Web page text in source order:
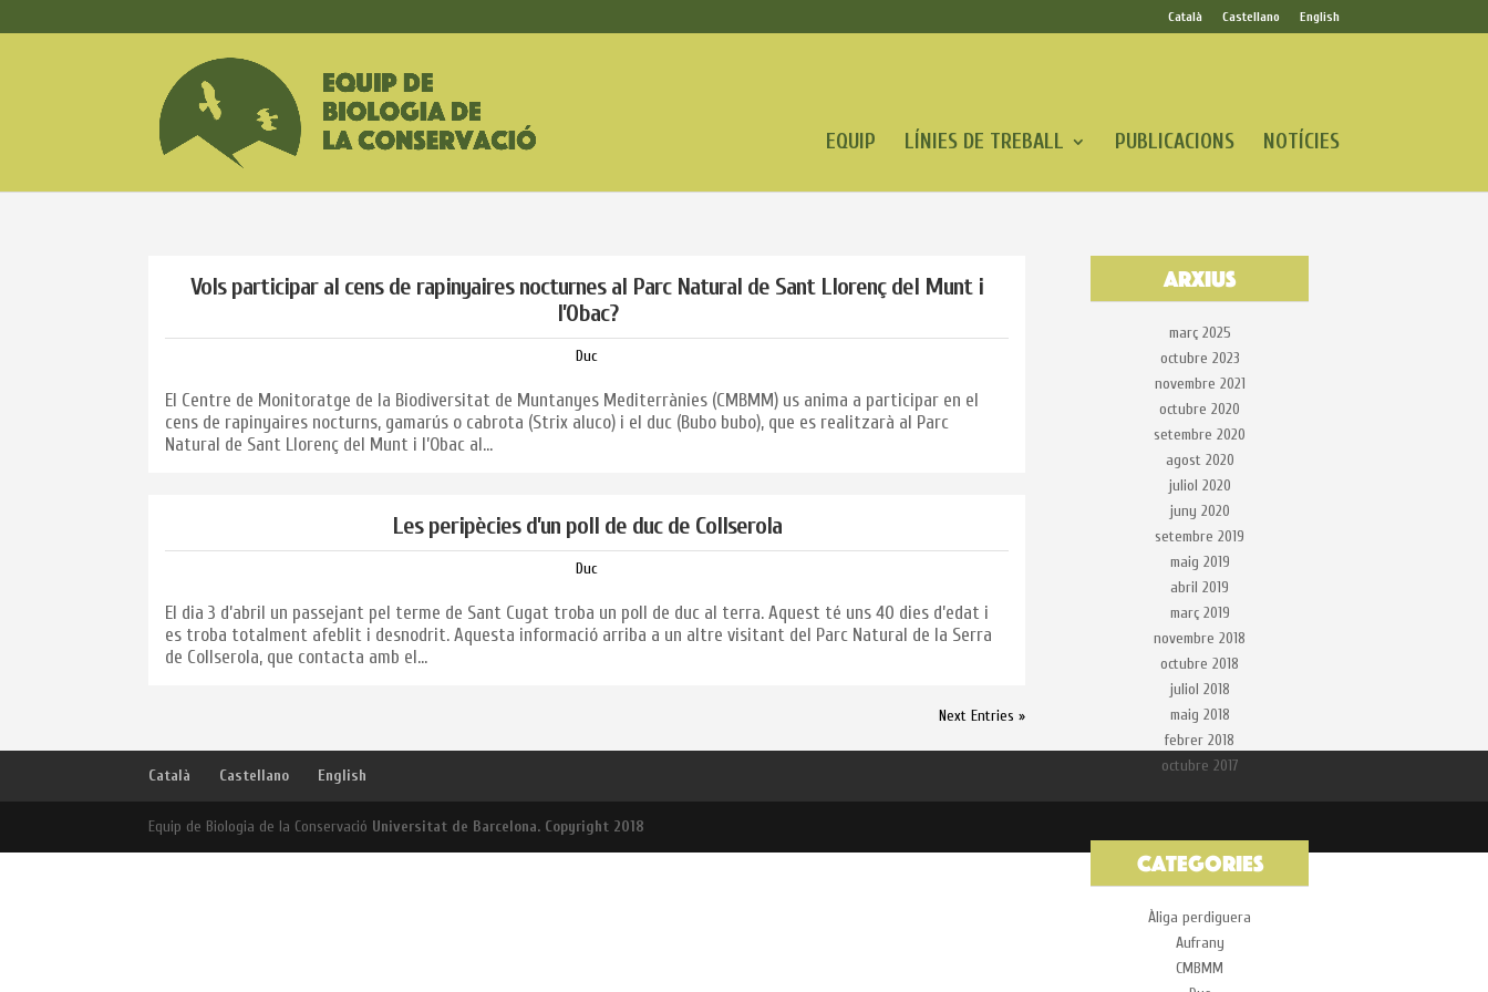
Català Castellano English
EQUIP LÍNIES DE TREBALL PUBLICACIONS NOTÍCIES
Vols participar al cens de rapinyaires nocturnes al Parc Natural de Sant Llorenç del Munt i
l’Obac?
Duc
El Centre de Monitoratge de la Biodiversitat de Muntanyes Mediterrànies (CMBMM) us anima a participar en el
cens de rapinyaires nocturns, gamarús o cabrota (Strix aluco) i el duc (Bubo bubo), que es realitzarà al Parc
Natural de Sant Llorenç del Munt i l’Obac al...
Les peripècies d’un poll de duc de Collserola
Duc
El dia 3 d’abril un passejant pel terme de Sant Cugat troba un poll de duc al terra. Aquest té uns 40 dies d’edat i
es troba totalment afeblit i desnodrit. Aquesta informació arriba a un altre visitant del Parc Natural de la Serra
de Collserola, que contacta amb el...
Next Entries »
Arxius
març 2025
octubre 2023
novembre 2021
octubre 2020
setembre 2020
agost 2020
juliol 2020
juny 2020
setembre 2019
maig 2019
abril 2019
març 2019
novembre 2018
octubre 2018
juliol 2018
maig 2018
febrer 2018
octubre 2017
Categories
Àliga perdiguera
Aufrany
CMBMM
Català Castellano English
Equip de Biologia de la Conservació Universitat de Barcelona. Copyright 2018